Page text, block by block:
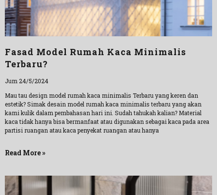
Fasad Model Rumah Kaca Minimalis
Terbaru?
Jum 24/5/2024
Mau tau design model rumah kaca minimalis Terbaru yang keren dan
estetik? Simak desain model rumah kaca minimalis terbaru yang akan
kami kulik dalam pembahasan hari ini. Sudah tahukah kalian? Material
kaca tidak hanya bisa bermanfaat atau digunakan sebagai kaca pada area
partisi ruangan atau kaca penyekat ruangan atau hanya
Read More »